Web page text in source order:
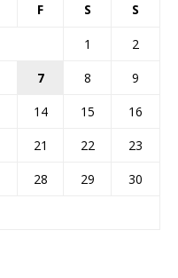
F S S
1
2
7 8
9
14 15
16
21 22
23
28 29
30